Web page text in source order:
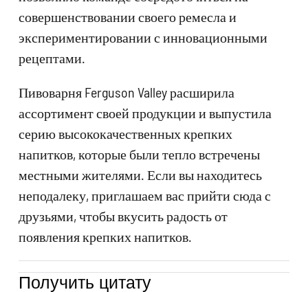
совершенствовании своего ремесла и
экспериментировании с инновационными
рецептами.
Пивоварня Ferguson Valley расширила
ассортимент своей продукции и выпустила
серию высококачественных крепких
напитков, которые были тепло встречены
местными жителями. Если вы находитесь
неподалеку, приглашаем вас прийти сюда с
друзьями, чтобы вкусить радость от
появления крепких напитков.
Получить цитату